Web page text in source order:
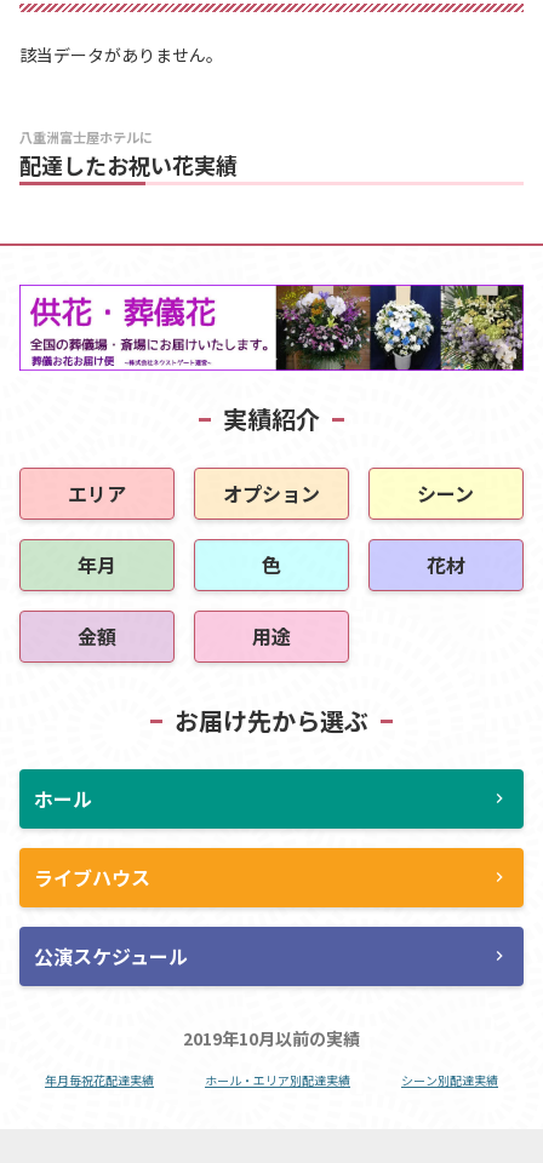
該当データがありません。
八重洲富士屋ホテルに
配達したお祝い花実績
実績紹介
エリア オプション シーン
年月 色 花材
金額 用途
お届け先から選ぶ
ホール chevron_right
ライブハウス chevron_right
公演スケジュール chevron_right
2019年10月以前の実績
年月毎祝花配達実績 ホール・エリア別配達実績 シーン別配達実績